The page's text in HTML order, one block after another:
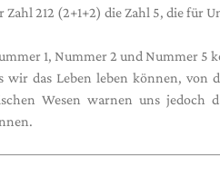
Zahl 212 (2+1+2) die Zahl 5, die für
1, Nummer 2 und Nummer 5
wir das Leben leben können,
Wesen warnen uns jedoch